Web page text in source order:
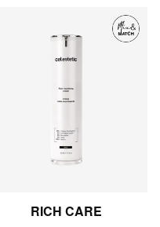
RICH CARE